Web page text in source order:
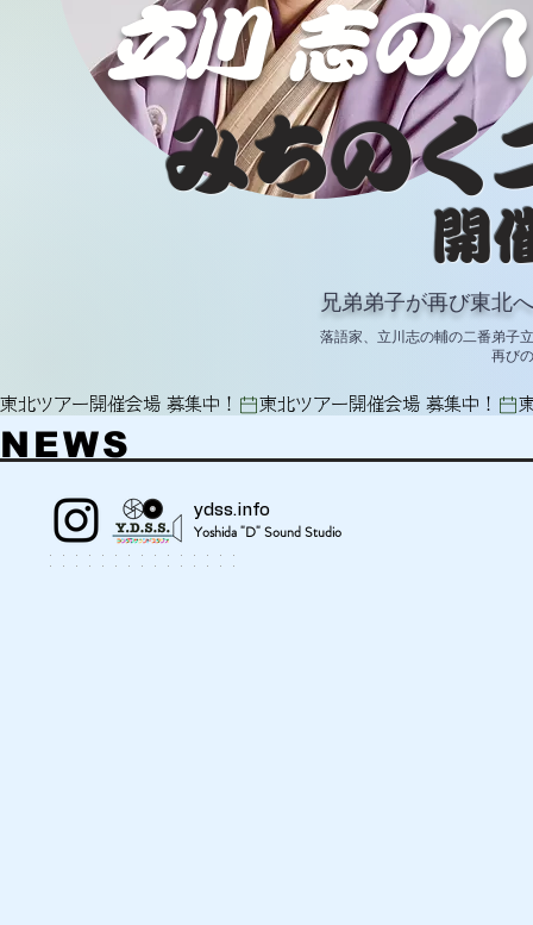
​立川 志の八
みちのく
開
兄弟弟子が再び東北
落語家、立川志の輔の二番弟子
再び
東北ツアー開催会場 募集中！
NEWS
ydss.info
Yoshida "D" Sound Studio